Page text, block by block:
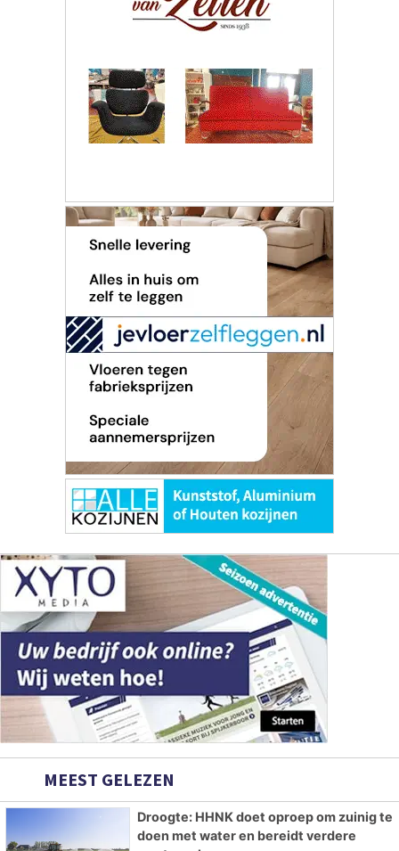
MEEST GELEZEN
Droogte: HHNK doet oproep om zuinig te
doen met water en bereidt verdere